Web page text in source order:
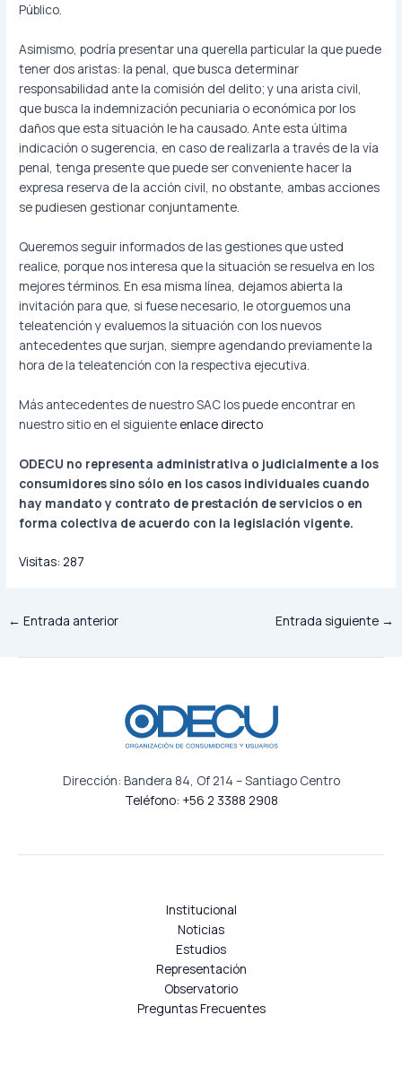
Público.
Asimismo, podría presentar una querella particular la que puede
tener dos aristas: la penal, que busca determinar
responsabilidad ante la comisión del delito; y una arista civil,
que busca la indemnización pecuniaria o económica por los
daños que esta situación le ha causado. Ante esta última
indicación o sugerencia, en caso de realizarla a través de la vía
penal, tenga presente que puede ser conveniente hacer la
expresa reserva de la acción civil, no obstante, ambas acciones
se pudiesen gestionar conjuntamente.
Queremos seguir informados de las gestiones que usted
realice, porque nos interesa que la situación se resuelva en los
mejores términos. En esa misma línea, dejamos abierta la
invitación para que, si fuese necesario, le otorguemos una
teleatención y evaluemos la situación con los nuevos
antecedentes que surjan, siempre agendando previamente la
hora de la teleatención con la respectiva ejecutiva.
Más antecedentes de nuestro SAC los puede encontrar en
nuestro sitio en el siguiente enlace directo
ODECU no representa administrativa o judicialmente a los
consumidores sino sólo en los casos individuales cuando
hay mandato y contrato de prestación de servicios o en
forma colectiva de acuerdo con la legislación vigente.
Visitas: 287
← Entrada anterior Entrada siguiente →
Dirección: Bandera 84, Of 214 – Santiago Centro
Teléfono: +56 2 3388 2908
Institucional
Noticias
Estudios
Representación
Observatorio
Preguntas Frecuentes